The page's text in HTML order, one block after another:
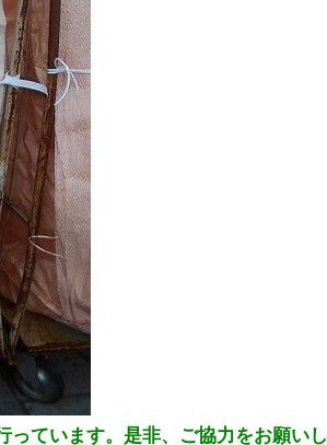
ています。是非、ご協力をお願いし